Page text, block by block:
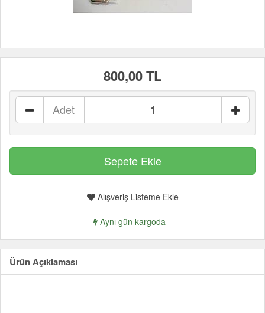
800,00 TL
Adet
Alışveriş Listeme Ekle
Aynı gün kargoda
Ürün Açıklaması